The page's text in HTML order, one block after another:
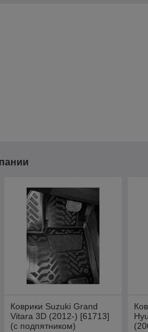
Коврики Suzuki Grand
Vitara 3D (2012-) [61713]
(с подпятником)